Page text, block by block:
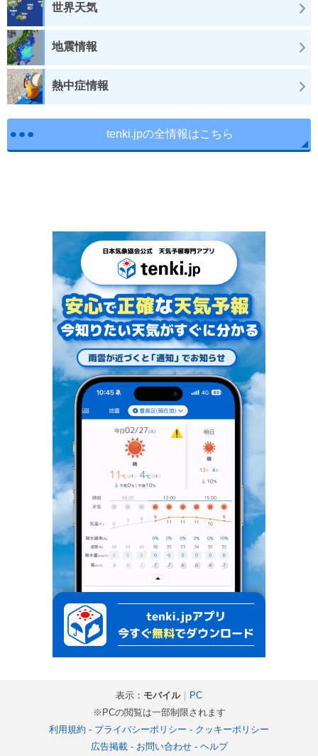
世界天気
地震情報
熱中症情報
tenki.jpの全情報はこちら
表示： モバイル｜ PC
※PCの閲覧は一部制限されます
利用規約 - プライバシーポリシー - クッキーポリシー
広告掲載- お問い合わせ- ヘルプ